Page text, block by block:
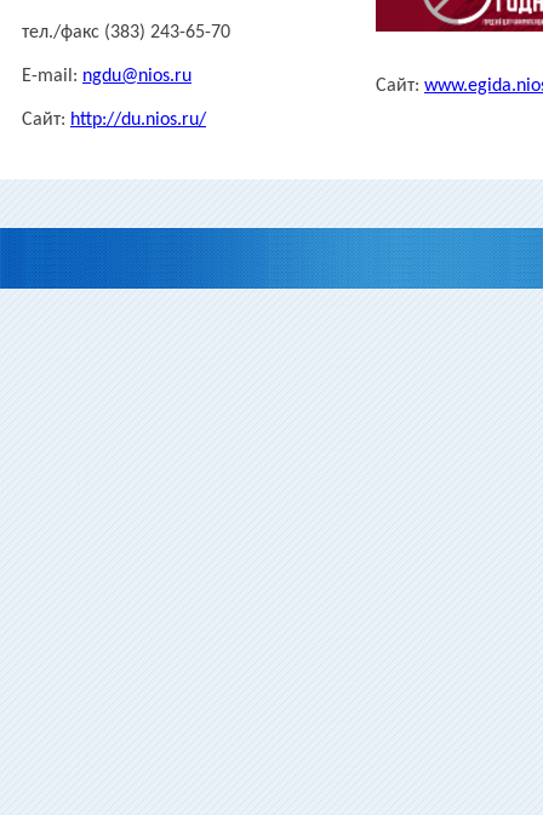
тел./факс (383) 243-65-70
E-mail: ngdu@nios.ru
Сайт: http://du.nios.ru/
Сайт: